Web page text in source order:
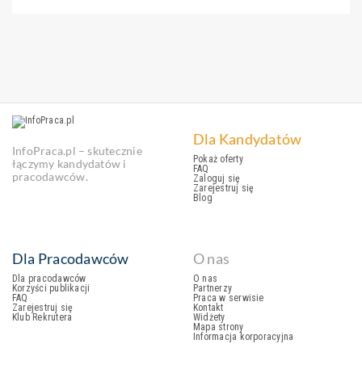
InfoPraca.pl – skutecznie
łączymy kandydatów i
pracodawców.
Dla Kandydatów
Pokaż oferty
FAQ
Zaloguj się
Zarejestruj się
Blog
Dla Pracodawców
Dla pracodawców
Korzyści publikacji
FAQ
Zarejestruj się
Klub Rekrutera
O nas
O nas
Partnerzy
Praca w serwisie
Kontakt
Widżety
Mapa strony
Informacja korporacyjna